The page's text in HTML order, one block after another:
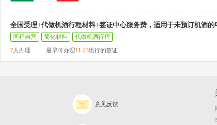
全国受理+代做机酒行程材料+签证中心服务费，适用于未预订机酒的
同程自营 简化材料
代做机酒行程
7人办理 最早可办理11-23出行的签证
意见反馈